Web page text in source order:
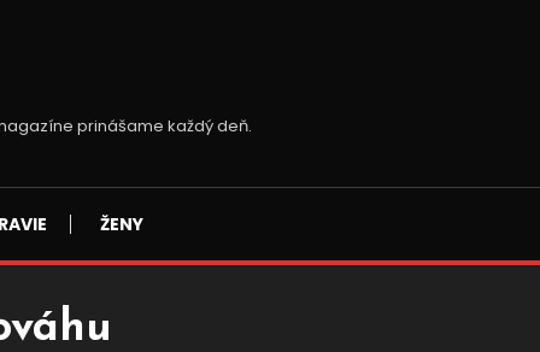
prinášame každý deň.
ŽENY